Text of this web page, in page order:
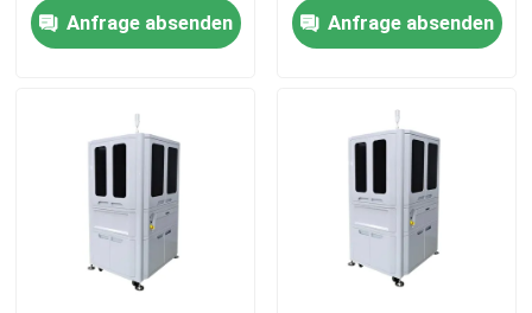
Videos
Über uns
Werksbesichtigung
Sicherstellung der
Fehlererkennung und -
verwaltung bei der
Anfrage absenden
Materialhandhabungs-
und Inspektionsfluss
zu ermöglichen
Anfrage absenden